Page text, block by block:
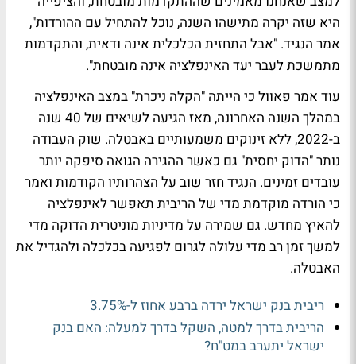
היא שזה יקרה מתישהו השנה, נוכל להתחיל עם ההורדות",
אמר הנגיד. "אבל התחזית הכלכלית אינה ודאית, והתקדמות
מתמשכת לעבר יעד האינפלציה אינה מובטחת".
עוד אמר פאוול כי הייתה "הקלה ניכרת" במצב האינפלציה
במהלך השנה האחרונה, מאז הגיעה לשיאים של 40 שנה
ב-2022, ללא זינוקים משמעותיים באבטלה. שוק העבודה
נותר "הדוק יחסית" גם כאשר ההגירה הגואה סיפקה יותר
עובדים זמינים. הנגיד חזר שוב על הצהרותיו הקודמות ואמר
כי הורדה מוקדמת מדי של הריבית תאפשר לאינפלציה
להאיץ מחדש. גם שמירה על מדיניות מוניטרית הדוקה מדי
למשך זמן רב מדי עלולה לגרום לפגיעה בכלכלה ולהגדיל את
האבטלה.
ריבית בנק ישראל ירדה ברבע אחוז ל-3.75%
הריבית בדרך למטה, השקל בדרך למעלה: האם בנק
ישראל יתערב במט"ח?